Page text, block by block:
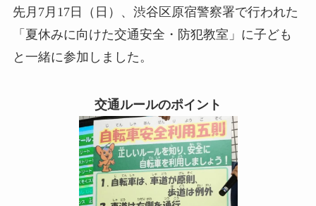
先月7月17日（日）、渋谷区原宿警察署で行われた
「夏休みに向けた交通安全・防犯教室」に子ども
と一緒に参加しました。
交通ルールのポイント